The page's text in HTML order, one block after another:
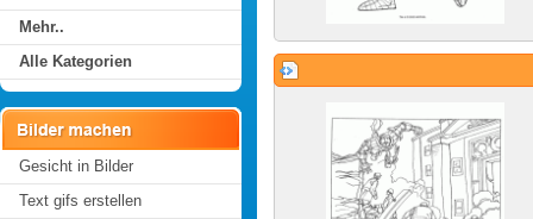
Mehr..
Alle Kategorien
Gesicht in Bilder
Text gifs erstellen